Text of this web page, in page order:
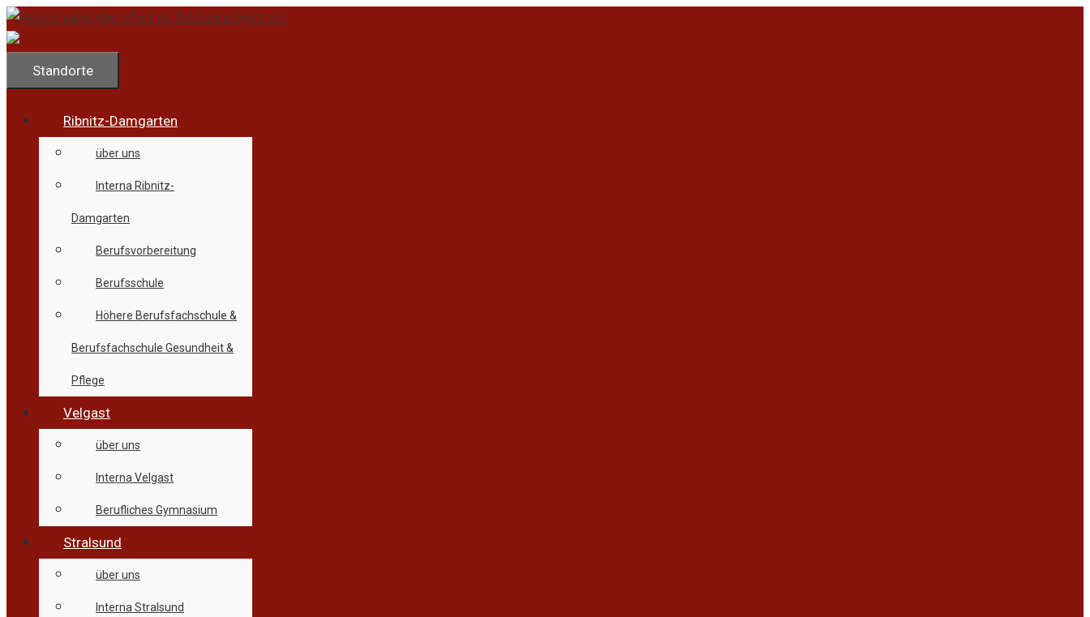
Zum
Inhalt
springenStandorte
Ribnitz-Damgarten
über uns
Interna Ribnitz-
Damgarten
Berufsvorbereitung
Berufsschule
Höhere Berufsfachschule &
Berufsfachschule Gesundheit &
Pflege
Velgast
über uns
Interna Velgast
Berufliches Gymnasium
Stralsund
über uns
Interna Stralsund